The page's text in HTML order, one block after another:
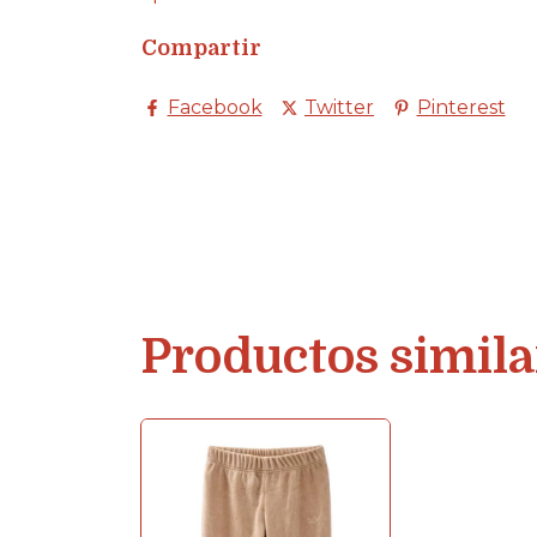
Compartir
Facebook Twitter Pinterest
Productos